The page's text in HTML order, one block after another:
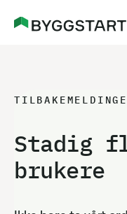
Stadig
brukere